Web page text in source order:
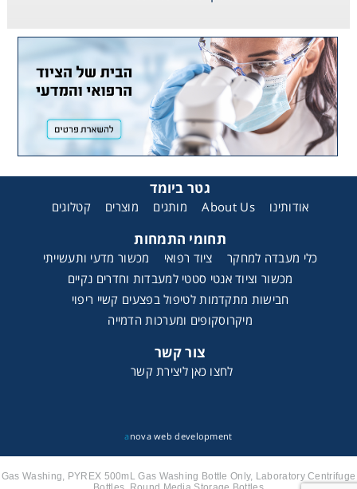
גטר ביומד
אודותינו About Us מותגים מוצרים קטלוגים
תחומי התמחות
כלי מעבדה למחקר ציוד רפואי
מכשור מדעי ותעשייתי
מכשור וציוד אנטי סטטי למעבדות וחדרים נקיים
חבישות מתקדמות לטיפול בפצעים קשיי ריפוי
מיקרוסקופים ומערכות הדמייה
צור קשר
לחצו כאן ליצירת קשר
a nova web development
Gas Washing, PYREX 500mL Gas Washing Bottle Only, Laboratory Centrifuge